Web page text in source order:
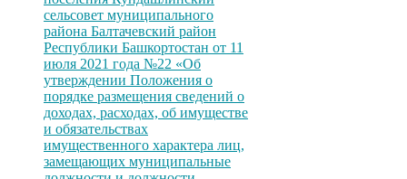
сельсовет муниципального
района Балтачевский район
Республики Башкортостан от 11
июля 2021 года №22 «Об
утверждении Положения о
порядке размещения сведений о
доходах, расходах, об имуществе
и обязательствах
имущественного характера лиц,
замещающих муниципальные